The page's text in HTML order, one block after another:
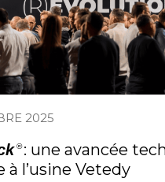
2025
®: une avancée
à l’usine Vetedy